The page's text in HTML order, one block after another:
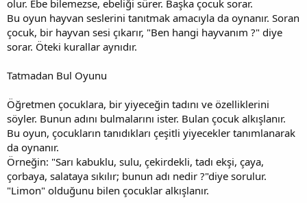
olur. Ebe bilemezse, ebeliği sürer. Başka çocuk sorar.
Bu oyun hayvan seslerini tanıtmak amacıyla da oynanır. Soran
çocuk, bir hayvan sesi çıkarır, "Ben hangi hayvanım ?" diye
sorar. Öteki kurallar aynıdır.
Tatmadan Bul Oyunu
Öğretmen çocuklara, bir yiyeceğin tadını ve özelliklerini
söyler. Bunun adını bulmalarını ister. Bulan çocuk alkışlanır.
Bu oyun, çocukların tanıdıkları çeşitli yiyecekler tanımlanarak
da oynanır.
Örneğin: "Sarı kabuklu, sulu, çekirdekli, tadı ekşi, çaya,
çorbaya, salataya sıkılır; bunun adı nedir ?"diye sorulur.
"Limon" olduğunu bilen çocuklar alkışlanır.